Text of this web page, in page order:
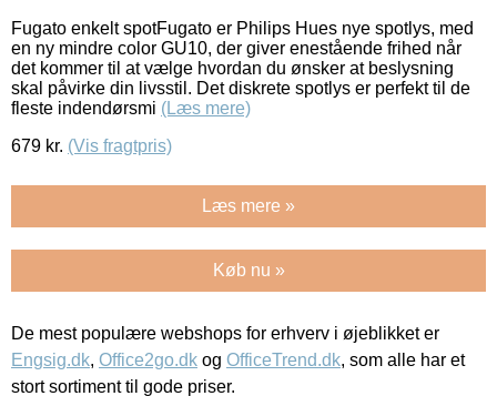
Fugato enkelt spotFugato er Philips Hues nye spotlys, med
en ny mindre color GU10, der giver enestående frihed når
det kommer til at vælge hvordan du ønsker at beslysning
skal påvirke din livsstil. Det diskrete spotlys er perfekt til de
fleste indendørsmi (Læs mere)
679 kr. (Vis fragtpris)
Læs mere »
Køb nu »
De mest populære webshops for erhverv i øjeblikket er
Engsig.dk, Office2go.dk og OfficeTrend.dk, som alle har et
stort sortiment til gode priser.